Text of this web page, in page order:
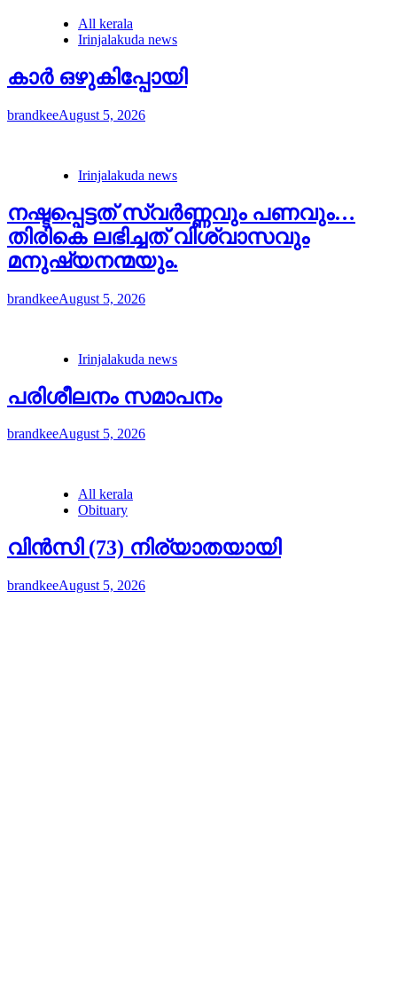
All kerala
Irinjalakuda news
കാർ ഒഴുകിപ്പോയി
brandkeeAugust 5, 2026
Irinjalakuda news
നഷ്ടപ്പെട്ടത് സ്വർണ്ണവും പണവും…
തിരികെ ലഭിച്ചത് വിശ്വാസവും
മനുഷ്യനന്മയും.
brandkeeAugust 5, 2026
Irinjalakuda news
പരിശീലനം സമാപനം
brandkeeAugust 5, 2026
All kerala
Obituary
വിൻസി (73) നിര്യാതയായി
brandkeeAugust 5, 2026